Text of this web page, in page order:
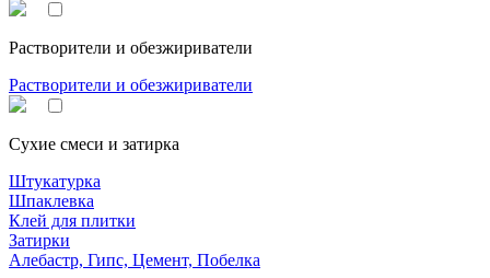
Растворители и обезжириватели
Растворители и обезжириватели
Сухие смеси и затирка
Штукатурка
Шпаклевка
Клей для плитки
Затирки
Алебастр, Гипс, Цемент, Побелка